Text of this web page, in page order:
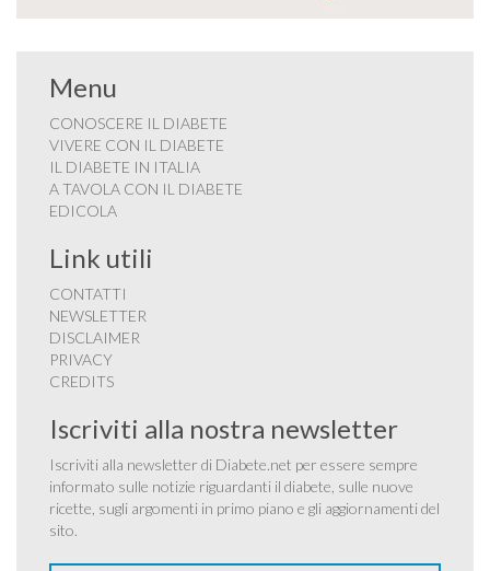
Menu
CONOSCERE IL DIABETE
VIVERE CON IL DIABETE
IL DIABETE IN ITALIA
A TAVOLA CON IL DIABETE
EDICOLA
Link utili
CONTATTI
NEWSLETTER
DISCLAIMER
PRIVACY
CREDITS
Iscriviti alla nostra newsletter
Iscriviti alla newsletter di Diabete.net per essere sempre
informato sulle notizie riguardanti il diabete, sulle nuove
ricette, sugli argomenti in primo piano e gli aggiornamenti del
sito.